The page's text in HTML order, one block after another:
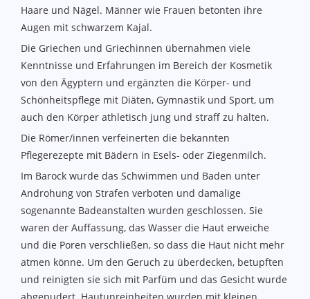
Haare und Nägel. Männer wie Frauen betonten ihre
Augen mit schwarzem Kajal.
Die Griechen und Griechinnen übernahmen viele
Kenntnisse und Erfahrungen im Bereich der Kosmetik
von den Ägyptern und ergänzten die Körper- und
Schönheitspflege mit Diäten, Gymnastik und Sport, um
auch den Körper athletisch jung und straff zu halten.
Die Römer/innen verfeinerten die bekannten
Pflegerezepte mit Bädern in Esels- oder Ziegenmilch.
Im Barock wurde das Schwimmen und Baden unter
Androhung von Strafen verboten und damalige
sogenannte Badeanstalten wurden geschlossen. Sie
waren der Auffassung, das Wasser die Haut erweiche
und die Poren verschließen, so dass die Haut nicht mehr
atmen könne. Um den Geruch zu überdecken, betupften
und reinigten sie sich mit Parfüm und das Gesicht wurde